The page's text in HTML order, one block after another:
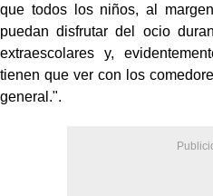
que todos los niños, al
puedan disfrutar del ocio
extraescolares y,
tienen que ver con los
general.".